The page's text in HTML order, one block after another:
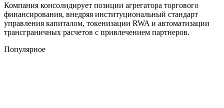
Компания консолидирует позиции агрегатора торгового
финансирования, внедряя институциональный стандарт
управления капиталом, токенизации RWA и автоматизации
трансграничных расчетов с привлечением партнеров.
Популярное